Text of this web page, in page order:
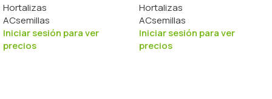
Hortalizas
ACsemillas
Iniciar sesión para ver
precios
Hortalizas
ACsemillas
Iniciar sesión para ver
precios